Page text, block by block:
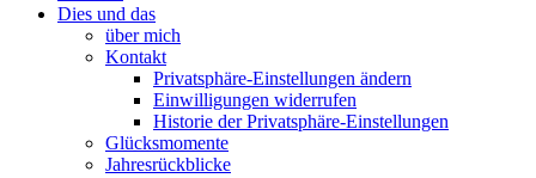
Dies und das
über mich
Kontakt
Privatsphäre-Einstellungen ändern
Einwilligungen widerrufen
Historie der Privatsphäre-Einstellungen
Glücksmomente
Jahresrückblicke